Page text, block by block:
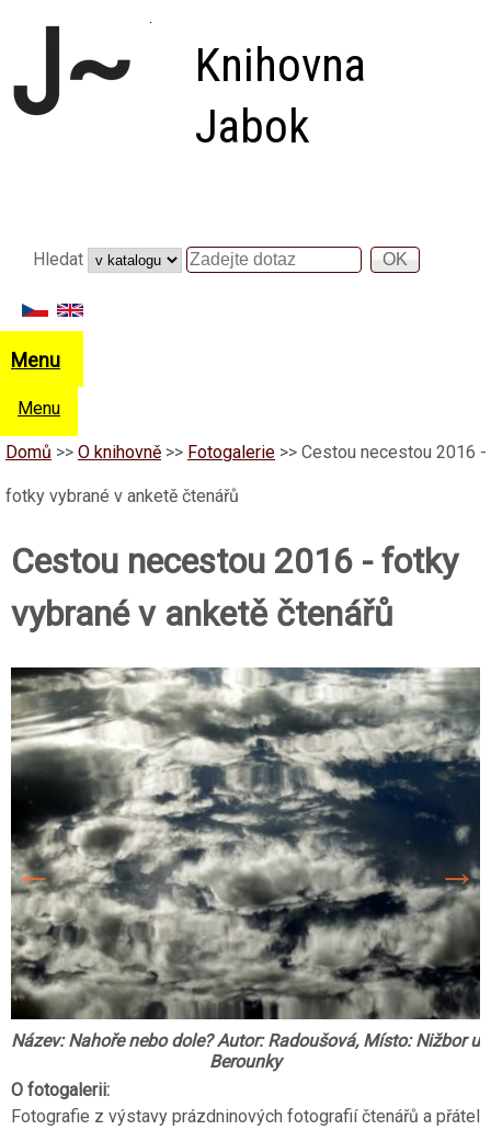
Přejít k hlavnímu obsahu
Knihovna
Jabok
Hledat
Hledat
Menu
Menu
Domů >> O knihovně >> Fotogalerie >> Cestou necestou 2016 -
fotky vybrané v anketě čtenářů
Cestou necestou 2016 - fotky
vybrané v anketě čtenářů
Název: Nahoře nebo dole? Autor: Radoušová, Místo: Nižbor u
Berounky
O fotogalerii:
Fotografie z výstavy prázdninových fotografií čtenářů a přátel